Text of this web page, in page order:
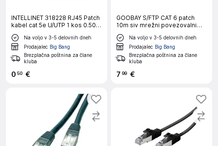
INTELLINET 318228 RJ45 Patch
kabel cat 5e U/UTP 1 kos 0.50
m omrežni kabel siv
Na voljo v 3-5 delovnih dneh
Prodajalec Big Bang
Brezplačna poštnina za člane
kluba
0 50 €
GOOBAY S/FTP CAT 6 patch
10m siv mrežni povezovalni
kabel
Na voljo v 3-5 delovnih dneh
Prodajalec Big Bang
Brezplačna poštnina za člane
kluba
7 99 €